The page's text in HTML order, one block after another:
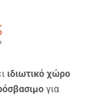
ιδιωτικό χώρο
για